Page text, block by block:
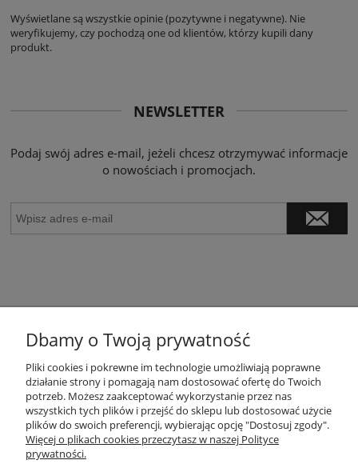
Wyświetlane są wszystkie opinie (pozytywne i negatywne). Nie
weryfikujemy, czy pochodzą one od klientów, którzy kupili dany
produkt.
NEWSLETTER
Podaj swój adres e-mail, jeżeli chcesz otrzymywać informacje
o nowościach i promocjach.
POMOC
MOJE KONTO
Dbamy o Twoją prywatność
Pliki cookies i pokrewne im technologie umożliwiają poprawne
działanie strony i pomagają nam dostosować ofertę do Twoich
potrzeb. Możesz zaakceptować wykorzystanie przez nas
wszystkich tych plików i przejść do sklepu lub dostosować użycie
plików do swoich preferencji, wybierając opcję "Dostosuj zgody".
Więcej o plikach cookies przeczytasz w naszej Polityce
prywatności.